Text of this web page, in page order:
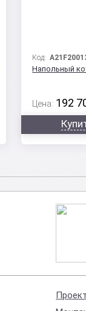
Код:
Напольный
Цена: 192